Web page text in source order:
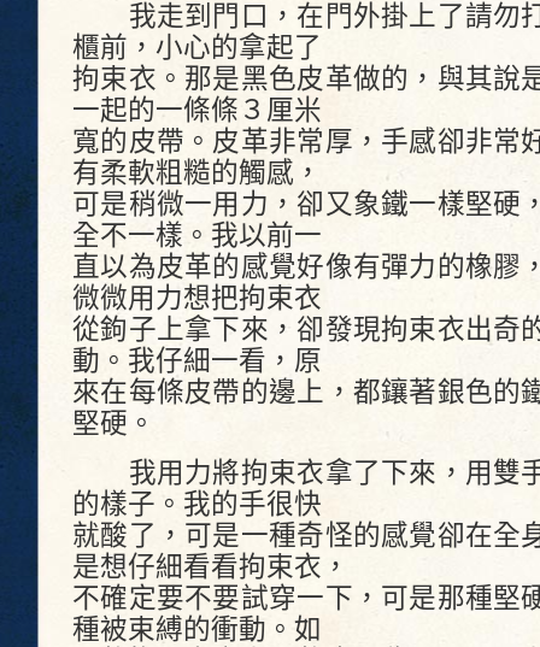
我走到門口，在門外掛上了請勿
櫃前，小心的拿起了
拘束衣。那是黑色皮革做的，與其說
一起的一條條３厘米
寬的皮帶。皮革非常厚，手感卻非常
有柔軟粗糙的觸感，
可是稍微一用力，卻又象鐵一樣堅硬
全不一樣。我以前一
直以為皮革的感覺好像有彈力的橡膠
微微用力想把拘束衣
從鉤子上拿下來，卻發現拘束衣出奇
動。我仔細一看，原
來在每條皮帶的邊上，都鑲著銀色的
堅硬。
我用力將拘束衣拿了下來，用雙
的樣子。我的手很快
就酸了，可是一種奇怪的感覺卻在全
是想仔細看看拘束衣，
不確定要不要試穿一下，可是那種堅
種被束縛的衝動。如